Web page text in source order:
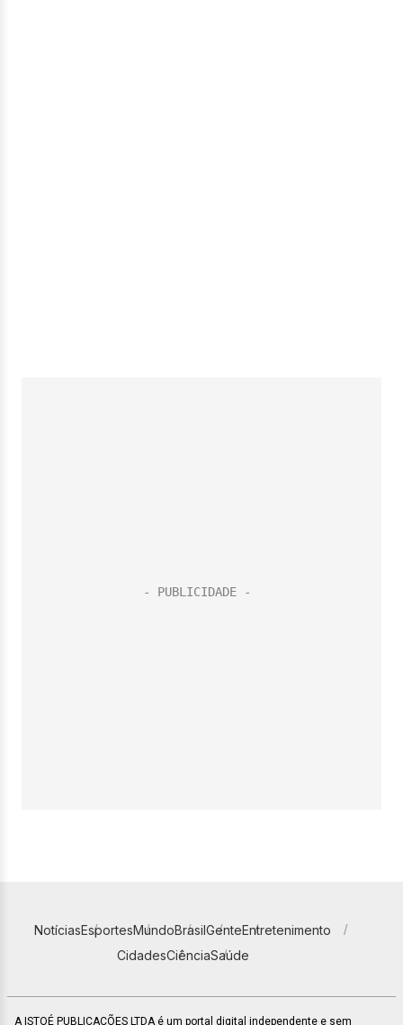
NotíciasEsportesMundoBrasilGenteEntretenimento
CidadesCiênciaSaúde
A ISTOÉ PUBLICAÇÕES LTDA é um portal digital independente e sem